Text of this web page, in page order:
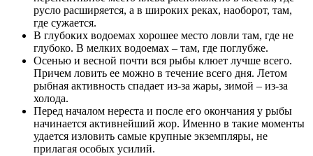
русло расширяется, а в широких реках, наоборот, там,
где сужается.
В глубоких водоемах хорошее место ловли там, где не
глубоко. В мелких водоемах – там, где поглубже.
Осенью и весной почти вся рыбы клюет лучше всего.
Причем ловить ее можно в течение всего дня. Летом
рыбная активность спадает из-за жары, зимой – из-за
холода.
Перед началом нереста и после его окончания у рыбы
начинается активнейший жор. Именно в такие моменты
удается изловить самые крупные экземпляры, не
прилагая особых усилий.